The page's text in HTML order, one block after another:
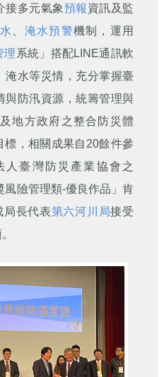
接多元氣象預報 資訊及監
淹水預警機制，運用
理系統」搭配LINE通訊軟
淹水等災情，充分掌握臺
與防汛資源，統籌管理與
及地方政府之整合防災體
標，相關成果自20餘件參
人臺灣防災產業協會之
風險管理類-優良作品」肯
局長代表第六河川局接受